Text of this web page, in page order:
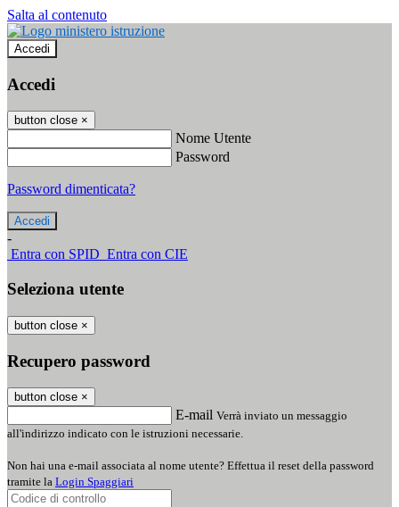
Salta al contenuto
Accedi
Accedi
button close ×
Nome Utente
Password
Password dimenticata?
-
Entra con SPID Entra con CIE
Seleziona utente
button close ×
Recupero password
button close ×
E-mail Verrà inviato un messaggio
all'indirizzo indicato con le istruzioni necessarie.
Non hai una e-mail associata al nome utente? Effettua il reset della password
tramite la Login Spaggiari